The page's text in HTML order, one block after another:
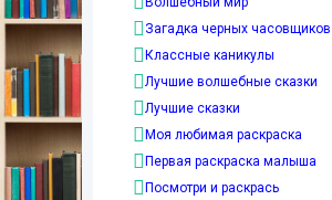
Загадка черных часовщиков
Классные каникулы
Лучшие волшебные сказки
Лучшие сказки
Моя любимая раскраска
Первая раскраска малыша
Посмотри и раскрась